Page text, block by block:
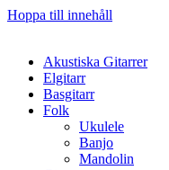
Hoppa till innehåll
Akustiska Gitarrer
Elgitarr
Basgitarr
Folk
Ukulele
Banjo
Mandolin